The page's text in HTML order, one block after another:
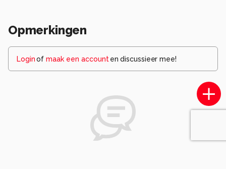
Opmerkingen
Loginof maak een account en discussieer mee!